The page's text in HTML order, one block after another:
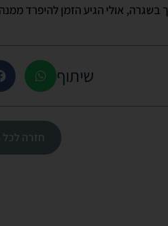
בשגרה, אולי הגיע הזמן להיפרד
שיתוף
חזרה